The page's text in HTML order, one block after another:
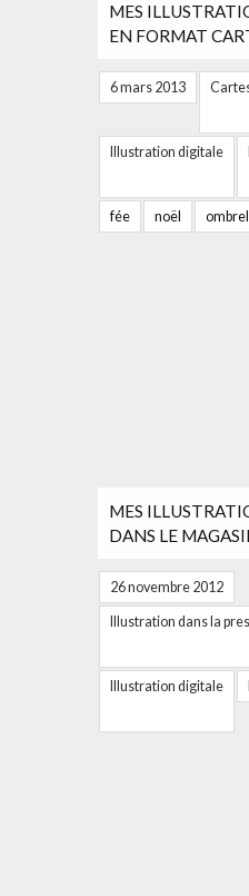
MES
EN FORMAT
6 mars 2013
Illustration digitale
fée noël
MES
DANS LE
26 novembre 2012
Illustration dans la
Illustration digitale